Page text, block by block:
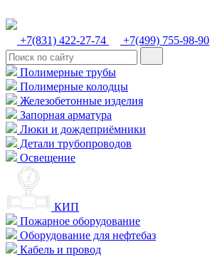
+7(831) 422-27-74 +7(499) 755-98-90
Полимерные трубы
Полимерные колодцы
Железобетонные изделия
Запорная арматура
Люки и дождеприёмники
Детали трубопроводов
Освещение
КИП
Пожарное оборудование
Оборудование для нефтебаз
Кабель и провод